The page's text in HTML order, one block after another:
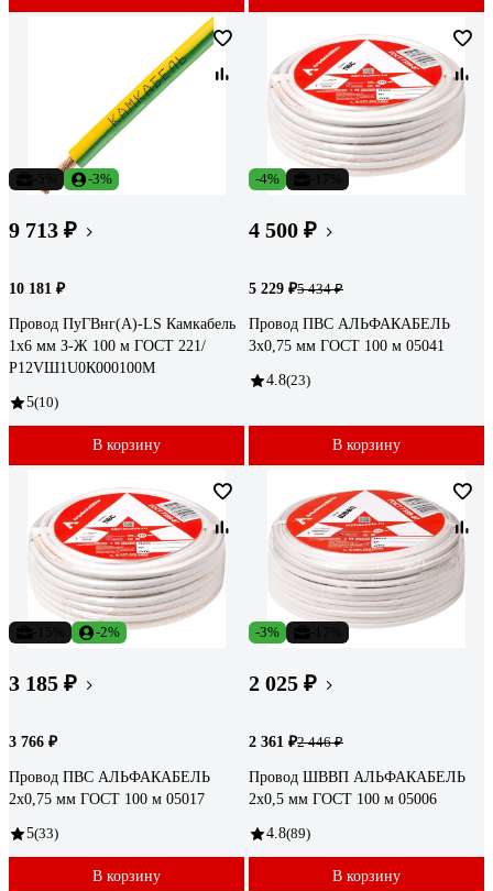
-3%
9 713 ₽
10 181 ₽
Провод ПуГВнг(А)-LS Камкабель
1x6 мм З-Ж 100 м ГОСТ 221/
Р12VШ1U0К000100М
5(10)
В корзину
-4%
4 500 ₽
5 229 ₽5 434 ₽
Провод ПВС АЛЬФАКАБЕЛЬ
3х0,75 мм ГОСТ 100 м 05041
4.8(23)
В корзину
-2%
3 185 ₽
3 766 ₽
Провод ПВС АЛЬФАКАБЕЛЬ
2х0,75 мм ГОСТ 100 м 05017
5(33)
В корзину
-3%
2 025 ₽
2 361 ₽2 446 ₽
Провод ШВВП АЛЬФАКАБЕЛЬ
2х0,5 мм ГОСТ 100 м 05006
4.8(89)
В корзину